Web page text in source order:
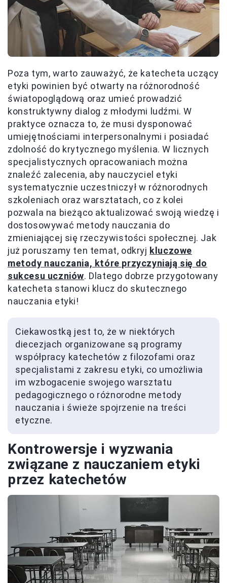
Poza tym, warto zauważyć, że katecheta uczący
etyki powinien być otwarty na różnorodność
światopoglądową oraz umieć prowadzić
konstruktywny dialog z młodymi ludźmi. W
praktyce oznacza to, że musi dysponować
umiejętnościami interpersonalnymi i posiadać
zdolność do krytycznego myślenia. W licznych
specjalistycznych opracowaniach można
znaleźć zalecenia, aby nauczyciel etyki
systematycznie uczestniczył w różnorodnych
szkoleniach oraz warsztatach, co z kolei
pozwala na bieżąco aktualizować swoją wiedzę i
dostosowywać metody nauczania do
zmieniającej się rzeczywistości społecznej. Jak
już poruszamy ten temat, odkryj kluczowe
metody nauczania, które przyczyniają się do
sukcesu uczniów. Dlatego dobrze przygotowany
katecheta stanowi klucz do skutecznego
nauczania etyki!
Ciekawostką jest to, że w niektórych
diecezjach organizowane są programy
współpracy katechetów z filozofami oraz
specjalistami z zakresu etyki, co umożliwia
im wzbogacenie swojego warsztatu
pedagogicznego o różnorodne metody
nauczania i świeże spojrzenie na treści
etyczne.
Kontrowersje i wyzwania
związane z nauczaniem etyki
przez katechetów